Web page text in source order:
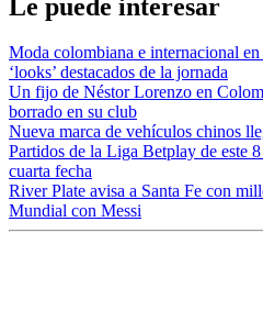
Le puede interesar
Moda colombiana e internacional
‘looks’ destacados de la jornada
Un fijo de Néstor Lorenzo en
borrado en su club
Nueva marca de vehículos chinos
Partidos de la Liga Betplay de este
cuarta fecha
River Plate avisa a Santa Fe con
Mundial con Messi